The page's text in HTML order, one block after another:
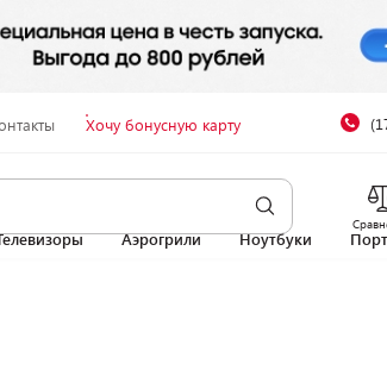
Хочу бонусную карту
Аэрогрили Ноутбуки